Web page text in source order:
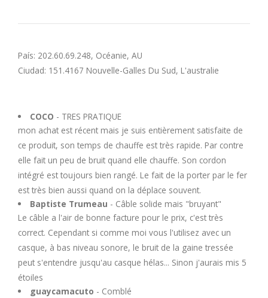
País: 202.60.69.248, Océanie, AU
Ciudad: 151.4167 Nouvelle-Galles Du Sud, L'australie
COCO - TRES PRATIQUE
mon achat est récent mais je suis entièrement satisfaite de
ce produit, son temps de chauffe est très rapide. Par contre
elle fait un peu de bruit quand elle chauffe. Son cordon
intégré est toujours bien rangé. Le fait de la porter par le fer
est très bien aussi quand on la déplace souvent.
Baptiste Trumeau - Câble solide mais "bruyant"
Le câble a l'air de bonne facture pour le prix, c'est très
correct. Cependant si comme moi vous l'utilisez avec un
casque, à bas niveau sonore, le bruit de la gaine tressée
peut s'entendre jusqu'au casque hélas... Sinon j'aurais mis 5
étoiles
guaycamacuto - Comblé